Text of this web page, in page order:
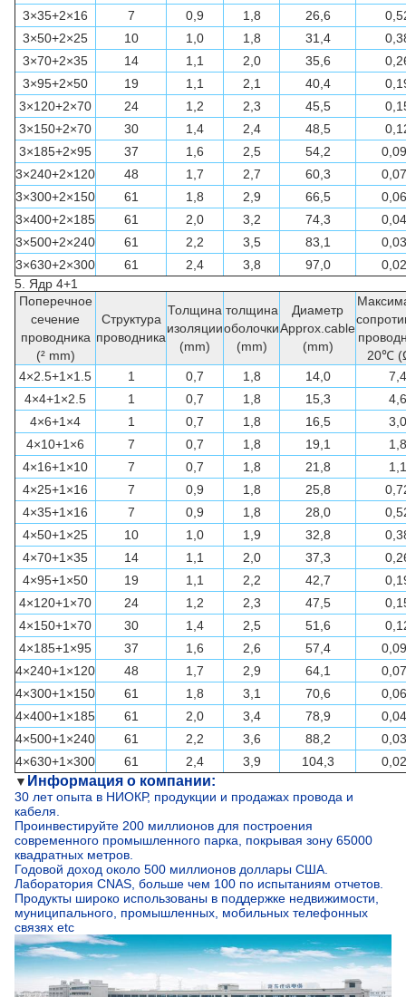
3×35+2×16
7 0,9 1,8 26,6
3×50+2×25
10 1,0 1,8 31,4
3×70+2×35
14 1,1 2,0 35,6
3×95+2×50
19 1,1 2,1 40,4
3×120+2×70
24 1,2 2,3 45,5
3×150+2×70
30 1,4 2,4 48,5
3×185+2×95
37 1,6 2,5 54,2
3×240+2×120
48 1,7 2,7 60,3
3×300+2×150
61 1,8 2,9 66,5
3×400+2×185
61 2,0 3,2 74,3
3×500+2×240
61 2,2 3,5 83,1
3×630+2×300
61 2,4 3,8 97,0
5. Ядр 4+1
Поперечное
сечение
проводника
(² mm)
Структура
проводника
Толщина
изоляции
(mm)
толщина
оболочки
(mm)
Диаметр
Approx.cable
(mm)
20℃
4×2.5+1×1.5
1 0,7 1,8 14,0
4×4+1×2.5
1 0,7 1,8 15,3
4×6+1×4
1 0,7 1,8 16,5
4×10+1×6
7 0,7 1,8 19,1
4×16+1×10
7 0,7 1,8 21,8
4×25+1×16
7 0,9 1,8 25,8
4×35+1×16
7 0,9 1,8 28,0
4×50+1×25
10 1,0 1,9 32,8
4×70+1×35
14 1,1 2,0 37,3
4×95+1×50
19 1,1 2,2 42,7
4×120+1×70
24 1,2 2,3 47,5
4×150+1×70
30 1,4 2,5 51,6
4×185+1×95
37 1,6 2,6 57,4
4×240+1×120
48 1,7 2,9 64,1
4×300+1×150
61 1,8 3,1 70,6
4×400+1×185
61 2,0 3,4 78,9
4×500+1×240
61 2,2 3,6 88,2
4×630+1×300
61 2,4 3,9 104,3
▼ Информация о компании:
30 лет опыта в НИОКР, продукции и продажах провода и
кабеля.
Проинвестируйте 200 миллионов для построения
современного промышленного парка, покрывая зону 65000
квадратных метров.
Годовой доход около 500 миллионов доллары США.
Лаборатория CNAS, больше чем 100 по испытаниям отчетов.
Продукты широко использованы в поддержке недвижимости,
муниципального, промышленных, мобильных телефонных
связях etc